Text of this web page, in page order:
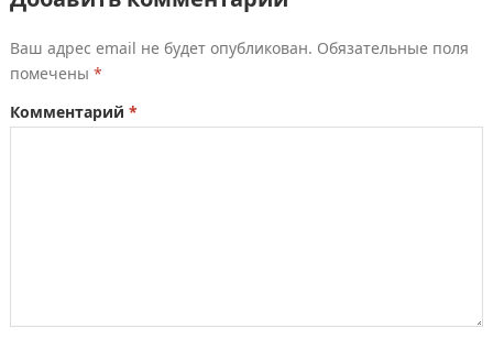
Ваш адрес email не будет опубликован. Обязательные поля
помечены *
Комментарий *